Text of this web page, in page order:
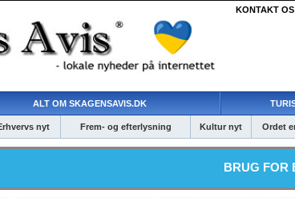
KONTAKT OS
ALT OM SKAGENSAVIS.DK
nyt Frem- og efterlysning Kultur nyt Ordet
BRUG FOR EN